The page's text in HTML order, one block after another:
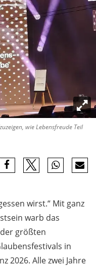
wie Lebensfreude Teil
wirst.“ Mit ganz
warb das
größten
in
2026. Alle zwei Jahre